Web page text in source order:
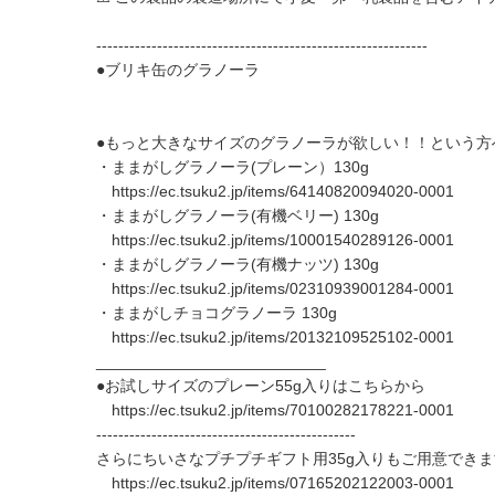
------------------------------------------------------------
●ブリキ缶のグラノーラ
●もっと大きなサイズのグラノーラが欲しい！！という方
・ままがしグラノーラ(プレーン）130g
https://ec.tsuku2.jp/items/64140820094020-0001
・ままがしグラノーラ(有機ベリー) 130g
https://ec.tsuku2.jp/items/10001540289126-0001
・ままがしグラノーラ(有機ナッツ) 130g
https://ec.tsuku2.jp/items/02310939001284-0001
・ままがしチョコグラノーラ 130g
https://ec.tsuku2.jp/items/20132109525102-0001
●お試しサイズのプレーン55g入りはこちらから
https://ec.tsuku2.jp/items/70100282178221-0001
-----------------------------------------------
さらにちいさなプチプチギフト用35g入りもご用意できま
https://ec.tsuku2.jp/items/07165202122003-0001